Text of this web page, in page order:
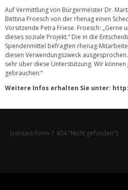
Auf Vermittlung von Bürgermeister Dr.
Bettina Froesch von der rhenag einen
Vorsitzende Petra Friese. Froesch:
dieses soziale Projekt.“ Die in die
Spendenmittel befragten rhenag-
diesen Verwendungszweck
sehr über diese Unterstützung. Wir
gebrauchen:“
Weitere Infos erhalten Sie unter:
[contact-form-7 404 "Nicht gefunden"]